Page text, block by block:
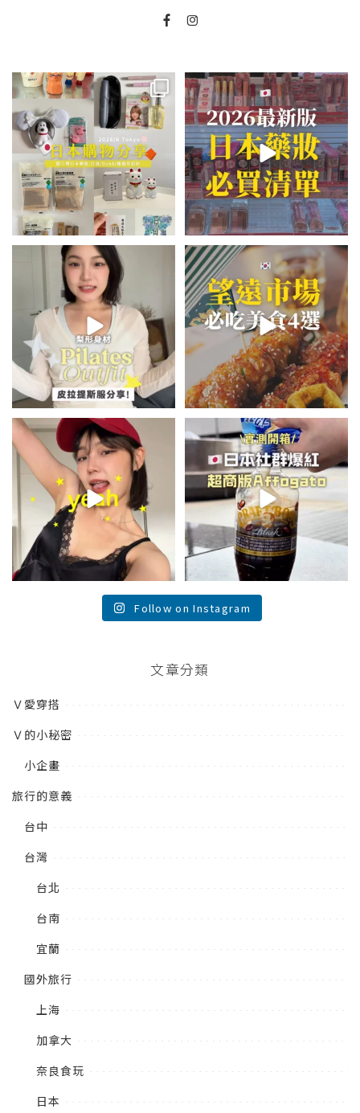
💭留言「免費」傳日本藥妝店/百
貨/機場/Donki/折價券給你...
201 36
2026🇯🇵日本藥妝店必買什麼
日本最近紅什麼？...
120 20
💭留言「美背」傳🔗給你！
🏷️#吉推韓國 🇰🇷
...
48 20
\🇰🇷韓國望遠市場4家必吃美食
😋/
💭留言「望遠市場」傳地址給你
342 59
summer outfit⋆.˚✮🎧✮˚.⋆
夏日穿搭最需要單品！...
755 43
\🇯🇵日本爆紅!超商版Affogato
🍨☕️/
🏷️#吉推日本🇯🇵...
116 26
Follow on Instagram
文章分類
Ｖ愛穿搭
Ｖ的小秘密
小企畫
旅行的意義
台中
台灣
台北
台南
宜蘭
國外旅行
上海
加拿大
奈良食玩
日本